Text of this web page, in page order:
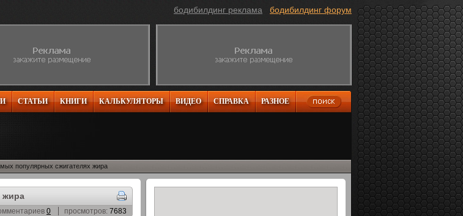
бодибилдинг реклама бодибилдинг форум
РАЗНОЕ
СПРАВКА
ВИДЕО
КАЛЬКУЛЯТОРЫ
КНИГИ
СТАТЬИ
популярных сжигателях жира
жира
0 просмотров: 7683